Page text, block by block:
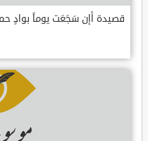
قصيدة أإن سَجَعَت يوماً بوادٍ